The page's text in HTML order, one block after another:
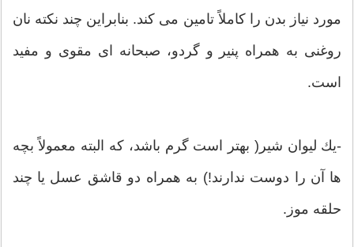
مورد نیاز بدن را كاملاً تامین می كند. بنابراین چند نكته نان
روغنی به همراه پنیر و گردو، صبحانه ای مقوی و مفید
است.
-یك لیوان شیر( بهتر است گرم باشد، كه البته معمولاً بچه
ها آن را دوست ندارند!) به همراه دو قاشق عسل یا چند
حلقه موز.